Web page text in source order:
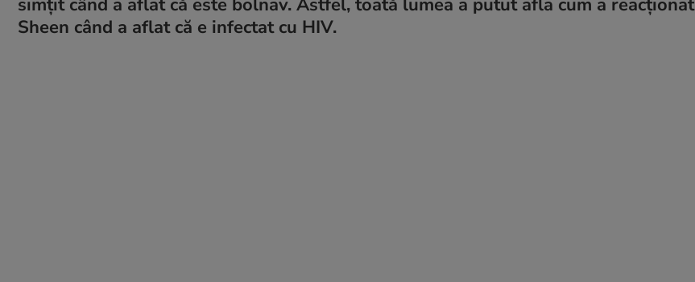
simțit când a aflat că este bolnav. Astfel, toată lumea a putut afla cum a
Sheen când a aflat că e infectat cu HIV.